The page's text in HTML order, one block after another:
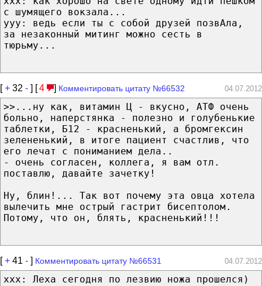
с шумящего вокзала...
yyy: ведь если ты с собой друзей позвАла,
за незаконный митинг можно сесть в
тюрьму...
[+ 32 - ] [4 ] Комментировать цитату №66532 04.07.2012
>>...ну как, витамин Ц - вкусно, АТФ очень
больно, наперстянка - полезно и голубенькие
таблетки, Б12 - красненький, а бромгексин
зелененький, в итоге пациент счастлив, что
его лечат с пониманием дела..
- очень согласен, коллега, я вам отл.
поставлю, давайте зачетку!
Ну, блин!... Так вот почему эта овца хотела
вылечить мне острый гастрит бисептолом.
Потому, что он, блять, красненький!!!
[+ 41 - ] Комментировать цитату №66531 04.07.2012
xxx: Леха сегодня по лезвию ножа прошелся)